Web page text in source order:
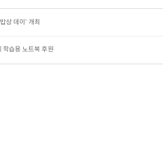
상 데이’ 개최
학습용 노트북 후원